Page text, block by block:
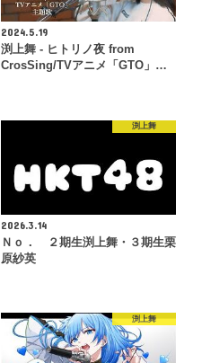
2024.5.19
渕上舞 - ヒトリノ夜 from
CrosSing/TVアニメ「GTO」…
渕上舞
2026.3.14
Ｎｏ． ２期生渕上舞・３期生栗
原紗英
渕上舞